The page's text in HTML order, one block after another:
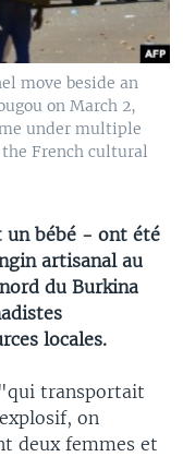
move beside an
on March 2,
under multiple
French cultural
un bébé - ont été
artisanal au
du Burkina
locales.
transportait
on
deux femmes et